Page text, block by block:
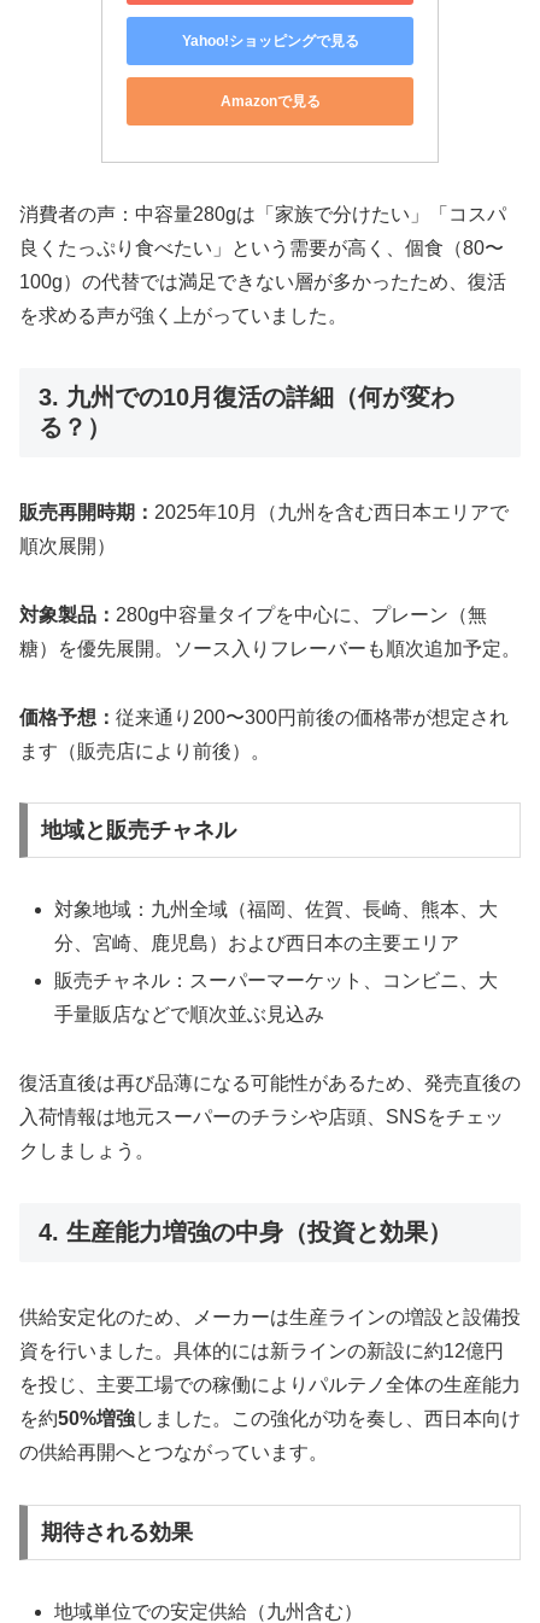
Yahoo!ショッピングで見る
Amazonで見る
消費者の声：中容量280gは「家族で分けたい」「コスパ
良くたっぷり食べたい」という需要が高く、個食（80〜
100g）の代替では満足できない層が多かったため、復活
を求める声が強く上がっていました。
3. 九州での10月復活の詳細（何が変わ
る？）
販売再開時期： 2025年10月（九州を含む西日本エリアで
順次展開）
対象製品： 280g中容量タイプを中心に、プレーン（無
糖）を優先展開。ソース入りフレーバーも順次追加予定。
価格予想： 従来通り200〜300円前後の価格帯が想定され
ます（販売店により前後）。
地域と販売チャネル
対象地域：九州全域（福岡、佐賀、長崎、熊本、大
分、宮崎、鹿児島）および西日本の主要エリア
販売チャネル：スーパーマーケット、コンビニ、大
手量販店などで順次並ぶ見込み
復活直後は再び品薄になる可能性があるため、発売直後の
入荷情報は地元スーパーのチラシや店頭、SNSをチェッ
クしましょう。
4. 生産能力増強の中身（投資と効果）
供給安定化のため、メーカーは生産ラインの増設と設備投
資を行いました。具体的には新ラインの新設に約12億円
を投じ、主要工場での稼働によりパルテノ全体の生産能力
を約50%増強しました。この強化が功を奏し、西日本向け
の供給再開へとつながっています。
期待される効果
地域単位での安定供給（九州含む）